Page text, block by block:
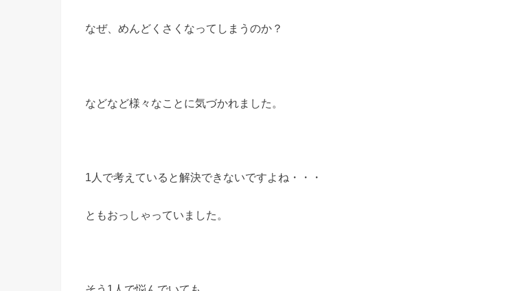
なぜ、めんどくさくなってしまうのか？
などなど様々なことに気づかれました。
1人で考えていると解決できないですよね・・・
ともおっしゃっていました。